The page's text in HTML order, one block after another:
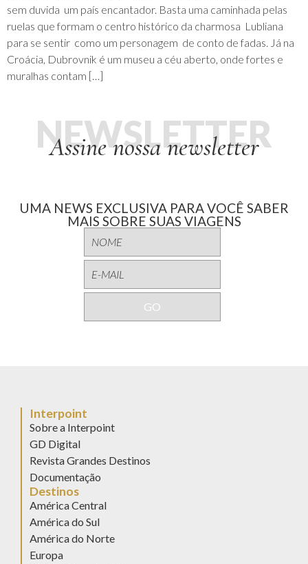
sem duvida um país encantador. Basta uma caminhada pelas
ruelas que formam o centro histórico da charmosa Lubliana
para se sentir como um personagem de conto de fadas. Já na
Croácia, Dubrovnik é um museu a céu aberto, onde fortes e
muralhas contam […]
Assine nossa newsletter
NEWSLETTER
UMA NEWS EXCLUSIVA PARA VOCÊ SABER
MAIS SOBRE SUAS VIAGENS
Interpoint
Sobre a Interpoint
GD Digital
Revista Grandes Destinos
Documentação
Destinos
América Central
América do Sul
América do Norte
Europa